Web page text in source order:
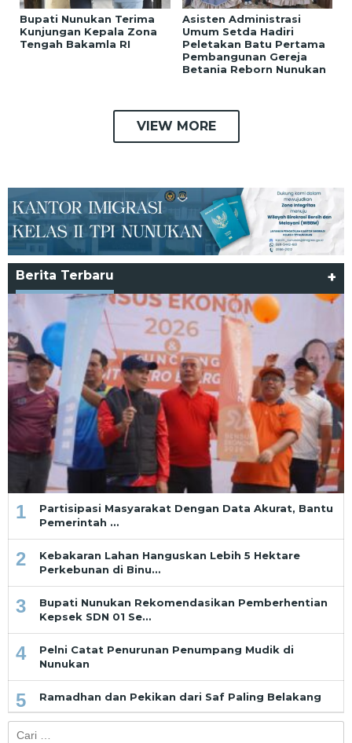
Bupati Nunukan Terima
Kunjungan Kepala Zona
Tengah Bakamla RI
Asisten Administrasi
Umum Setda Hadiri
Peletakan Batu Pertama
Pembangunan Gereja
Betania Reborn Nunukan
VIEW MORE
Berita Terbaru +
1
Partisipasi Masyarakat Dengan Data Akurat, Bantu
Pemerintah …
2
Kebakaran Lahan Hanguskan Lebih 5 Hektare
Perkebunan di Binu…
3
Bupati Nunukan Rekomendasikan Pemberhentian
Kepsek SDN 01 Se…
4
Pelni Catat Penurunan Penumpang Mudik di
Nunukan
5 Ramadhan dan Pekikan dari Saf Paling Belakang